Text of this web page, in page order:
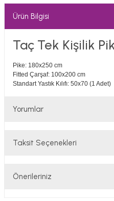
Ürün Bilgisi
Taç Tek Kişilik
Pike: 180x250 cm
Fitted Çarşaf: 100x200 cm
Standart Yastık Kılıfı: 50x70 (1 Adet)
Yorumlar
Taksit Seçenekleri
Önerileriniz